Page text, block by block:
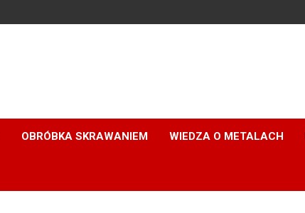
OBRÓBKA SKRAWANIEM WIEDZA O METALACH